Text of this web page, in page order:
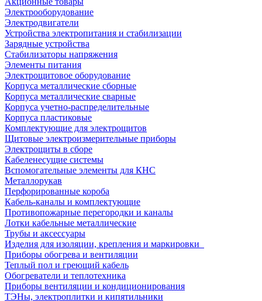
Электрооборудование
Электродвигатели
Устройства электропитания и стабилизации
Зарядные устройства
Стабилизаторы напряжения
Элементы питания
Электрощитовое оборудование
Корпуса металлические сборные
Корпуса металлические сварные
Корпуса учетно-распределительные
Корпуса пластиковые
Комплектующие для электрощитов
Щитовые электроизмерительные приборы
Электрощиты в сборе
Кабеленесущие системы
Вспомогательные элементы для КНС
Металлорукав
Перфорированные короба
Кабель-каналы и комплектующие
Противопожарные перегородки и каналы
Лотки кабельные металлические
Трубы и аксессуары
Изделия для изоляции, крепления и маркировки
Приборы обогрева и вентиляции
Теплый пол и греющий кабель
Обогреватели и теплотехника
Приборы вентиляции и кондиционирования
ТЭНы, электроплитки и кипятильники